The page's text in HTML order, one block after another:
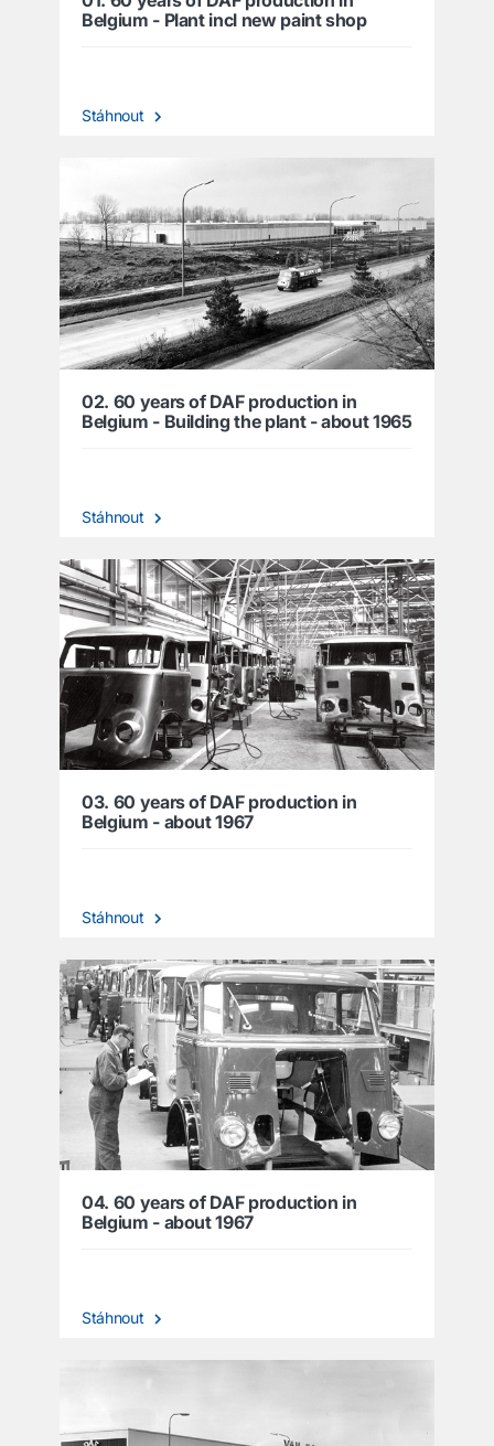
Belgium - Plant incl new paint shop
Stáhnout
02. 60 years of DAF production in
Belgium - Building the plant - about 1965
Stáhnout
03. 60 years of DAF production in
Belgium - about 1967
Stáhnout
04. 60 years of DAF production in
Belgium - about 1967
Stáhnout